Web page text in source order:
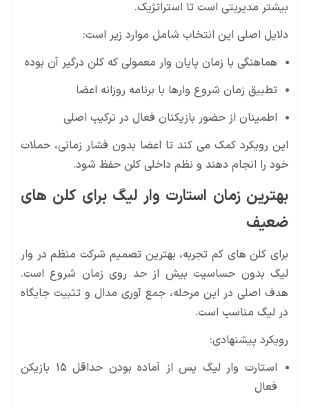
بیشتر مدیریتی است تا استراتژیک.
دلایل اصلی این انتخاب شامل موارد زیر است:
هماهنگی با زمان پایان وار معمولی که کلن درگیر آن بوده
تطبیق زمان شروع وارها با برنامه روزانه اعضا
اطمینان از حضور بازیکنان فعال در ترکیب اصلی
این رویکرد کمک می کند تا اعضا بدون فشار زمانی، حملات
خود را انجام دهند و نظم داخلی کلن حفظ شود.
بهترین زمان استارت وار لیگ برای کلن های
ضعیف
برای کلن های کم تجربه، بهترین تصمیم شرکت منظم در وار
لیگ بدون حساسیت بیش از حد روی زمان شروع است.
هدف اصلی در این مرحله، جمع آوری مدال و تثبیت جایگاه
در لیگ مناسب است.
رویکرد پیشنهادی:
استارت وار لیگ پس از آماده بودن حداقل ۱۵ بازیکن
فعال